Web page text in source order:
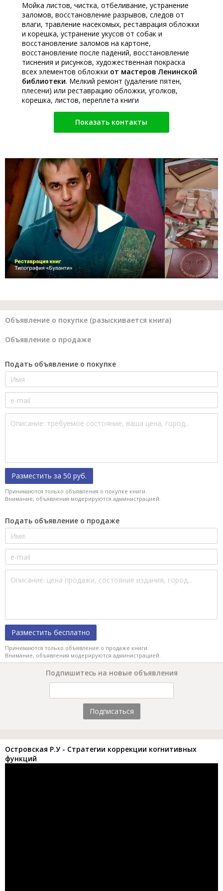
Мойка листов, чистка, отбеливание, устранение
заломов, восстановление разрывов, следов от
влаги, травление насекомых, реставрация обложки
и корешка, устранение укусов от собак и
восстановление заломов на картоне,
восстановление после падений, восстановление
тиснения и рисунков, художественная покраска
всех элементов обложки от мастеров Ленинской
библиотеки. Мелкий ремонт (удаление пятен,
плесени) или реставрацию обложки, уголков,
корешка, листов, переплета книги
Показать контакты
Объявление о покупке (разыскивается книга)
Объявление о продаже
Подать объявление о покупке
Разместить за 50 руб.
Принимаются только объявления о покупке книги.
Внимание, объявления модерируются администрацией.
Подать объявление о продаже
Разместить бесплатно
Принимаются только объявление о продаже книги.
Внимание, объявления модерируются администрацией.
Подпишитесь на новые объявления
Подписаться
Островская Р.У - Стратегии коррекции когнитивных
функций